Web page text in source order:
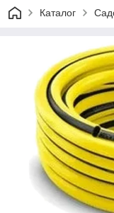
Каталог